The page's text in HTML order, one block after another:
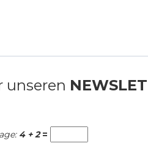
unseren
4 + 2=